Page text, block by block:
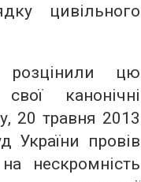
цивільного
розцінили цю
канонічні
20 травня 2013
України провів
нескромність